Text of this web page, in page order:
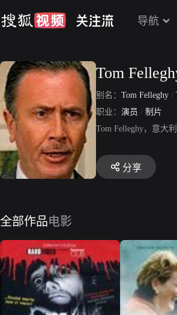
导航
Tom
别名： Tom Felleghy /
职业： 演员 / 制片
Tom Felleghy，意大
分享
全部作品电影